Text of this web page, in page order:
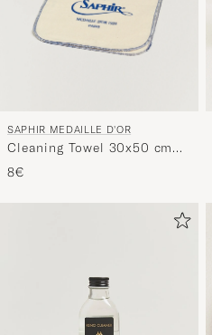
SAPHIR MEDAILLE D'OR
Cleaning Towel 30x50 cm
White
8€